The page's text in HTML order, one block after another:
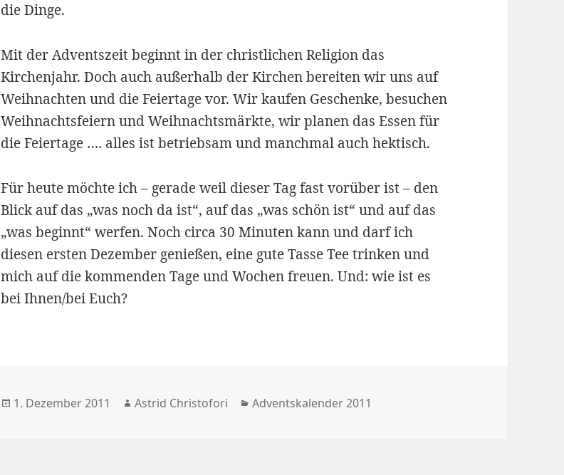
die Dinge.
Mit der Adventszeit beginnt in der christlichen Religion das
Kirchenjahr. Doch auch außerhalb der Kirchen bereiten wir uns auf
Weihnachten und die Feiertage vor. Wir kaufen Geschenke, besuchen
Weihnachtsfeiern und Weihnachtsmärkte, wir planen das Essen für
die Feiertage …. alles ist betriebsam und manchmal auch hektisch.
Für heute möchte ich – gerade weil dieser Tag fast vorüber ist – den
Blick auf das „was noch da ist“, auf das „was schön ist“ und auf das
„was beginnt“ werfen. Noch circa 30 Minuten kann und darf ich
diesen ersten Dezember genießen, eine gute Tasse Tee trinken und
mich auf die kommenden Tage und Wochen freuen. Und: wie ist es
bei Ihnen/bei Euch?
Veröffentlicht
1. Dezember 2011 Autor
Astrid Christofori Kategorien
Adventskalender 2011